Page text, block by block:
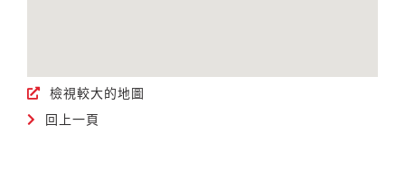
檢視較大的地圖
回上一頁